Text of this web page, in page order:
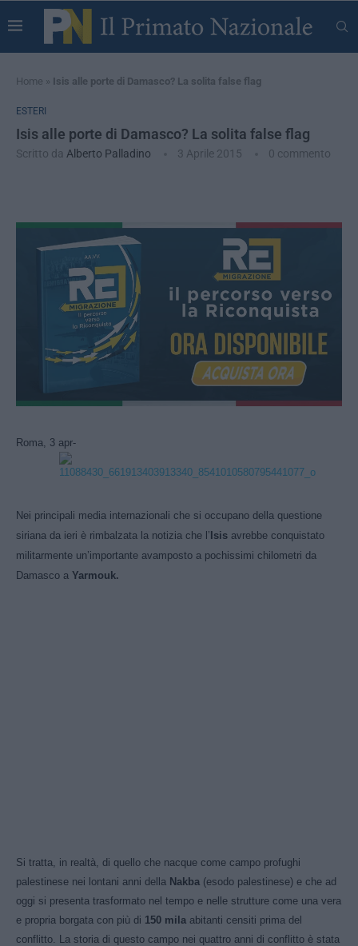
Home » Isis alle porte di Damasco? La solita false flag
ESTERI
Isis alle porte di Damasco? La solita false flag
Scritto da Alberto Palladino 3 Aprile 2015 0 commento
Roma, 3 apr-
Nei principali media internazionali che si occupano della questione
siriana da ieri è rimbalzata la notizia che l’ Isis avrebbe conquistato
militarmente un’importante avamposto a pochissimi chilometri da
Damasco a Yarmouk.
Si tratta, in realtà, di quello che nacque come campo profughi
palestinese nei lontani anni della Nakba (esodo palestinese) e che ad
oggi si presenta trasformato nel tempo e nelle strutture come una vera
e propria borgata con più di 150 mila abitanti censiti prima del
conflitto. La storia di questo campo nei quattro anni di conflitto è stata